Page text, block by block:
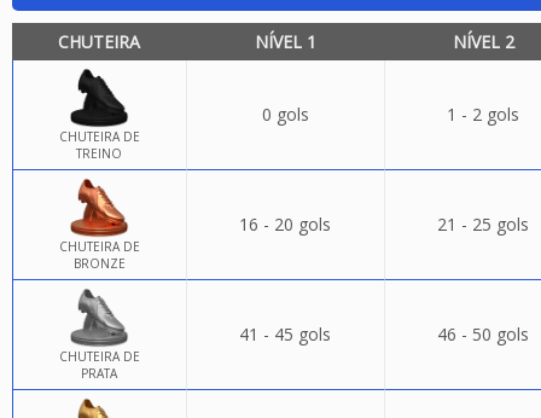
CHUTEIRA NÍVEL 1 NÍVEL 2
CHUTEIRA DE
TREINO
0 gols 1 - 2 gols
CHUTEIRA DE
BRONZE
16 - 20 gols 21 - 25 gols
CHUTEIRA DE
PRATA
41 - 45 gols 46 - 50 gols